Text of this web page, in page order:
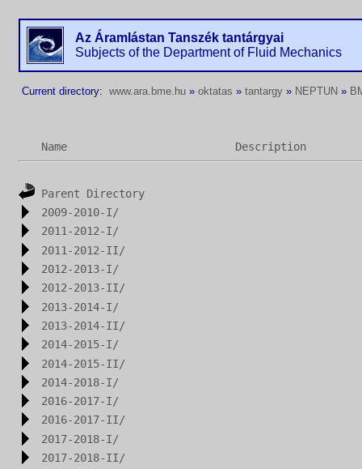
Az Áramlástan Tanszék tantárgyai
Subjects of the Department of Fluid Mechanics
Current directory: www.ara.bme.hu » oktatas » tantargy » NEPTUN »
Name Description
Parent Directory
2009-2010-I/
2011-2012-I/
2011-2012-II/
2012-2013-I/
2012-2013-II/
2013-2014-I/
2013-2014-II/
2014-2015-I/
2014-2015-II/
2014-2018-I/
2016-2017-I/
2016-2017-II/
2017-2018-I/
2017-2018-II/